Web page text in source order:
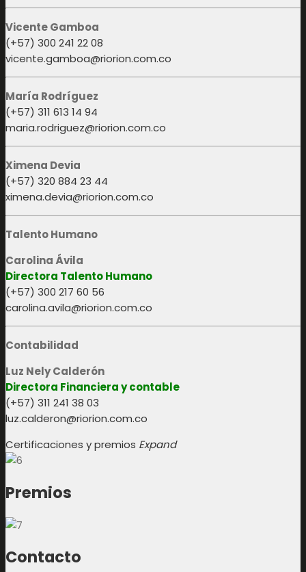
Vicente Gamboa
(+57) 300 241 22 08
vicente.gamboa@riorion.com.co
María Rodríguez
(+57) 311 613 14 94
maria.rodriguez@riorion.com.co
Ximena Devia
(+57) 320 884 23 44
ximena.devia@riorion.com.co
Talento Humano
Carolina Ávila
Directora Talento Humano
(+57) 300 217 60 56
carolina.avila@riorion.com.co
Contabilidad
Luz Nely Calderón
Directora Financiera y contable
(+57) 311 241 38 03
luz.calderon@riorion.com.co
Certificaciones y premios Expand
Premios
Contacto